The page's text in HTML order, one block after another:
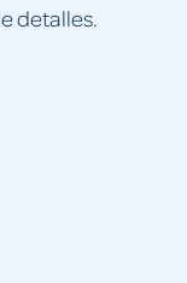
detalles.